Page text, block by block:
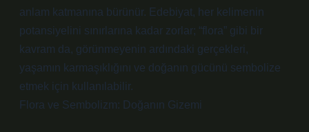
anlam katmanına bürünür. Edebiyat, her kelimenin
potansiyelini sınırlarına kadar zorlar; “flora” gibi bir
kavram da, görünmeyenin ardındaki gerçekleri,
yaşamın karmaşıklığını ve doğanın gücünü sembolize
etmek için kullanılabilir.
Flora ve Sembolizm: Doğanın Gizemi